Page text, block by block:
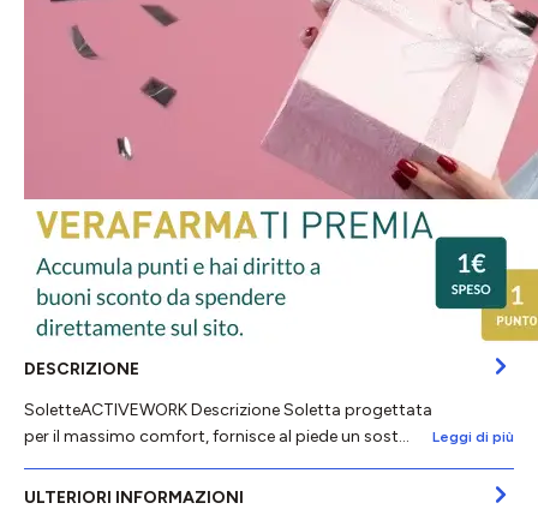
DESCRIZIONE
SoletteACTIVEWORK Descrizione Soletta progettata
per il massimo comfort, fornisce al piede un sost…
Leggi di più
ULTERIORI INFORMAZIONI